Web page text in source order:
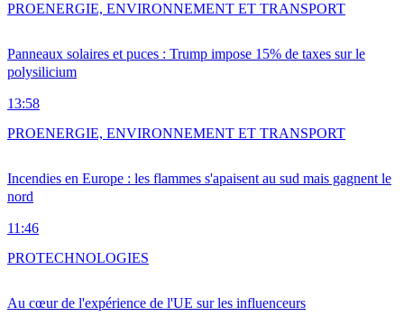
Panneaux solaires et puces : Trump impose 15% de taxes sur le
polysilicium
13:58
PROENERGIE, ENVIRONNEMENT ET TRANSPORT
Incendies en Europe : les flammes s'apaisent au sud mais gagnent le
nord
11:46
PROENERGIE, ENVIRONNEMENT ET TRANSPORT
Au cœur de l'expérience de l'UE sur les influenceurs
PROTECHNOLOGIES